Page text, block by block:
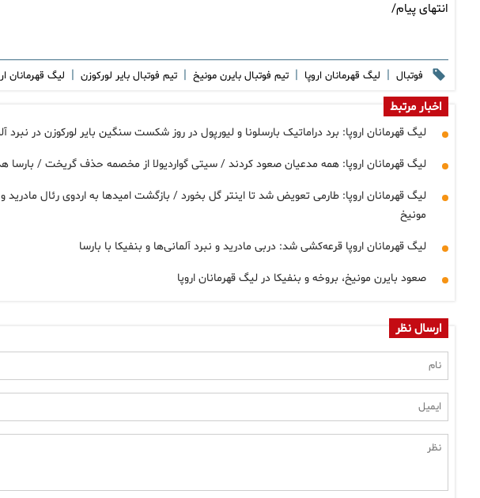
انتهای پیام/
فوتبال | لیگ قهرمانان اروپا | تیم فوتبال بایرن مونیخ | تیم فوتبال بایر لورکوزن | لیگ قهرمانان اروپا
اخبار مرتبط
لیگ قهرمانان اروپا: برد دراماتیک بارسلونا و لیورپول در روز شکست سنگین بایر لورکوزن در نبرد
لیگ قهرمانان اروپا: همه مدعیان صعود کردند / سیتی گواردیولا از مخصمه حذف گریخت / بارسا
لیگ قهرمانان اروپا: طارمی تعویض شد تا اینتر گل بخورد / بازگشت امیدها به اردوی رئال مادرید
مونیخ
لیگ قهرمانان اروپا قرعه‌کشی شد: دربی مادرید و نبرد آلمانی‌ها و بنفیکا با بارسا
صعود بایرن مونیخ، بروخه و بنفیکا در لیگ قهرمانان اروپا
ارسال نظر